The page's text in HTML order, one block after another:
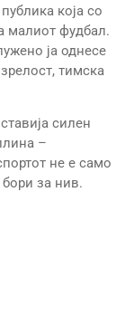
која со
малиот фудбал.
ја однесе
тимска
силен
–
не е само
бори за нив.